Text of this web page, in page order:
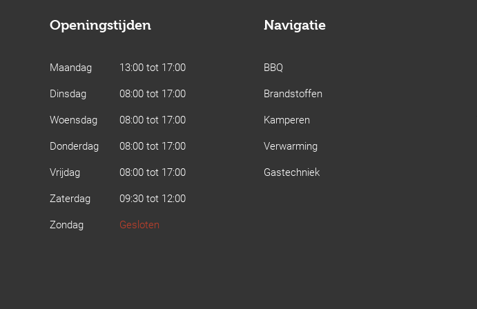
Openingstijden
Maandag
13:00 tot 17:00
Dinsdag
08:00 tot 17:00
Woensdag
08:00 tot 17:00
Donderdag
08:00 tot 17:00
Vrijdag
08:00 tot 17:00
Zaterdag
09:30 tot 12:00
Zondag
Gesloten
Navigatie
BBQ
Brandstoffen
Kamperen
Verwarming
Gastechniek